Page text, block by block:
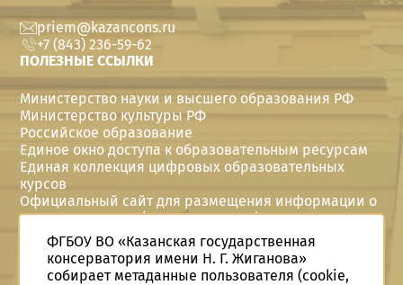
priem@kazancons.ru
+7 (843) 236-59-62
ПОЛЕЗНЫЕ ССЫЛКИ
Министерство науки и высшего образования РФ
Министерство культуры РФ
Российское образование
Единое окно доступа к образовательным ресурсам
Единая коллекция цифровых образовательных
курсов
Официальный сайт для размещения информации о
государственных (муниципальных) учреждениях
Политика в отношении персональных данных
Год семьи в Telegram
Год семьи Вконтакте
ФГБОУ ВО «Казанская государственная
консерватория имени Н. Г. Жиганова»
собирает метаданные пользователя (cookie,